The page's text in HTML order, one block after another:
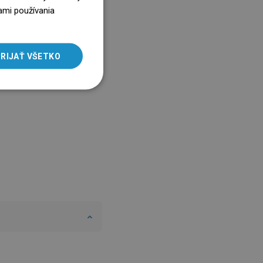
LITHUANIAN
ROMANIAN
používania
VŠETKO